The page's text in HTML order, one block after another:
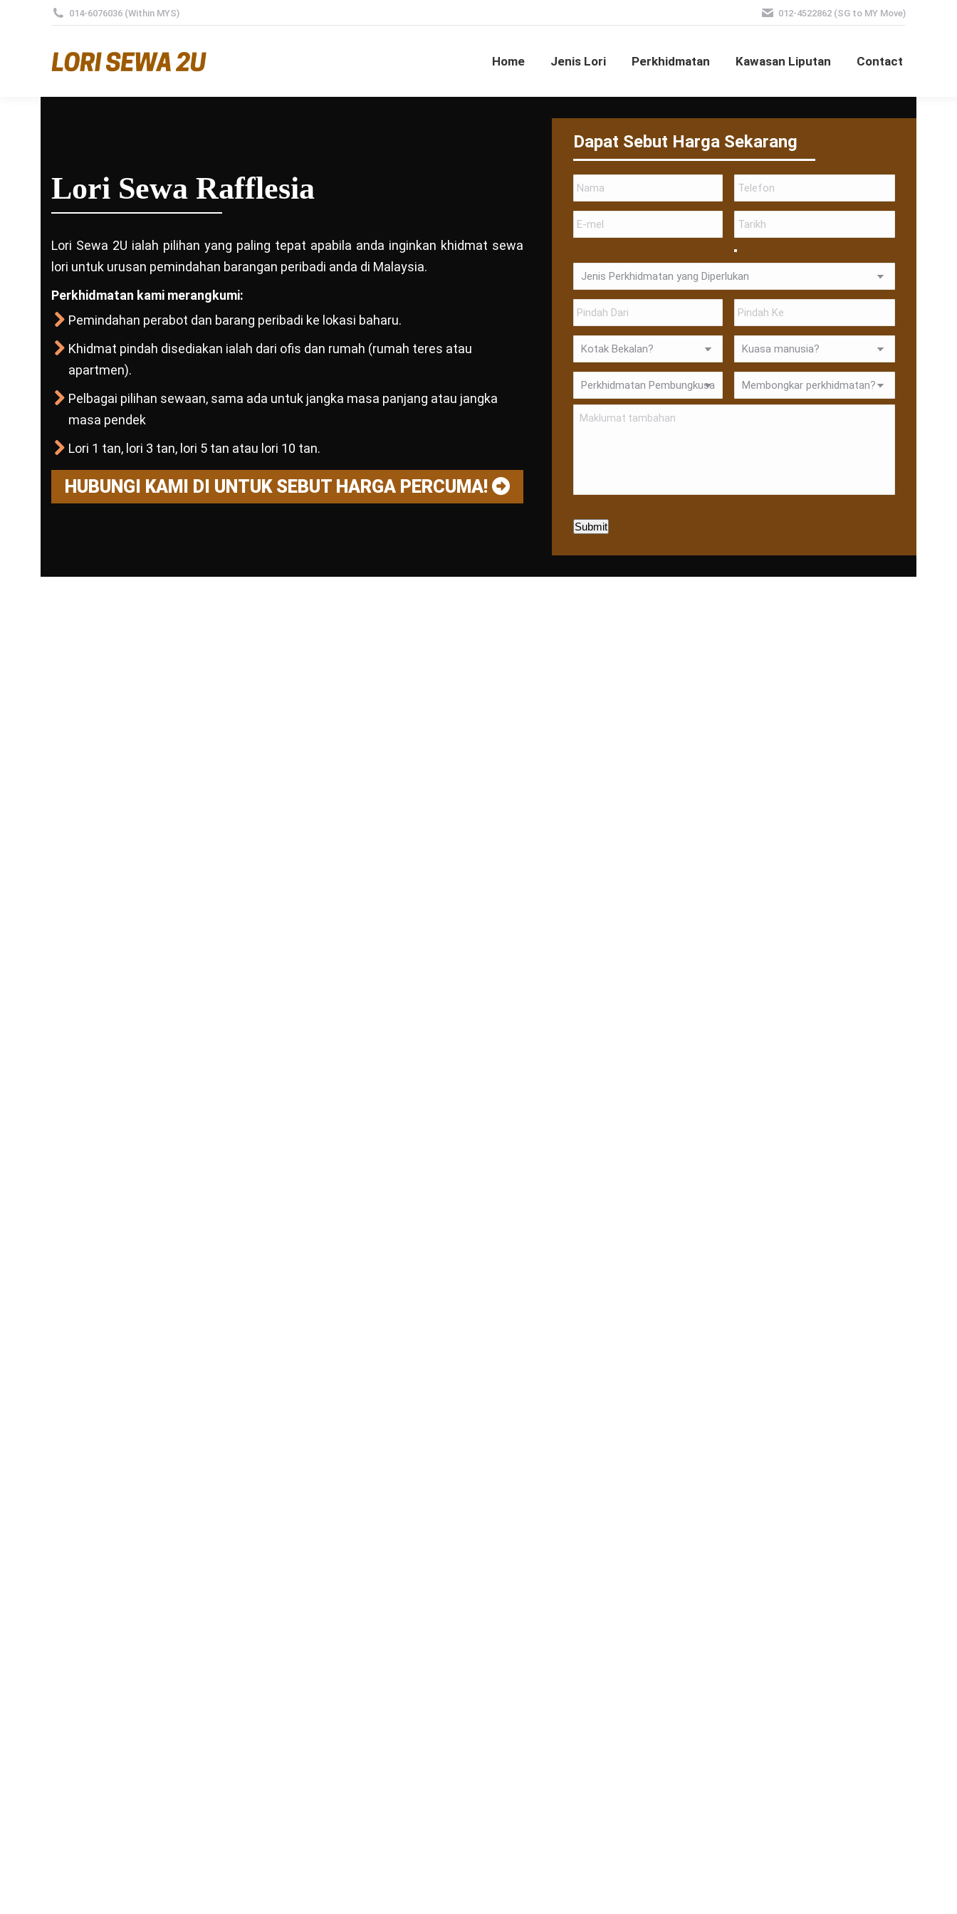
014-6076036 (Within MYS) 012-4522862 (SG to MY Move)
Home Jenis Lori Perkhidmatan Kawasan Liputan Contact
Lori Sewa Rafflesia
Lori Sewa 2U ialah pilihan yang paling tepat apabila anda inginkan khidmat sewa
lori untuk urusan pemindahan barangan peribadi anda di Malaysia.
Perkhidmatan kami merangkumi:
Pemindahan perabot dan barang peribadi ke lokasi baharu.
Khidmat pindah disediakan ialah dari ofis dan rumah (rumah teres atau
apartmen).
Pelbagai pilihan sewaan, sama ada untuk jangka masa panjang atau jangka
masa pendek
Lori 1 tan, lori 3 tan, lori 5 tan atau lori 10 tan.
HUBUNGI KAMI DI UNTUK SEBUT HARGA PERCUMA!
Dapat Sebut Harga Sekarang
Submit